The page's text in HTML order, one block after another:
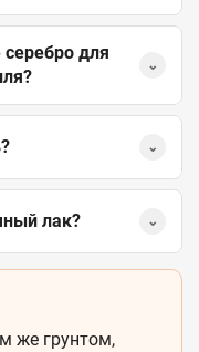
для
⌄
⌄
лак? ⌄
же грунтом,